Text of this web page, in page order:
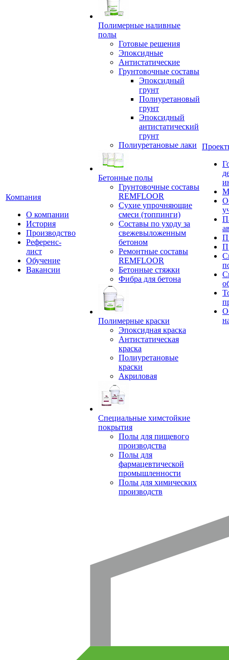
Компания
О компании
История
Производство
Референс-
лист
Обучение
Вакансии
Полимерные наливные
полы
Готовые решения
Эпоксидные
Антистатические
Грунтовочные составы
Эпоксидный
грунт
Полиуретановый
грунт
Эпоксидный
антистатический
грунт
Полиуретановые лаки
Бетонные полы
Грунтовочные составы
REMFLOOR
Сухие упрочняющие
смеси (топпинги)
Составы по уходу за
свежевыложенным
бетоном
Ремонтные составы
REMFLOOR
Бетонные стяжки
Фибра для бетона
Полимерные краски
Эпоксидная краска
Антистатическая
краска
Полиуретановые
краски
Акриловая
Специальные химстойкие
покрытия
Полы для пищевого
производства
Полы для
фармацевтической
промышленности
Полы для химических
производств